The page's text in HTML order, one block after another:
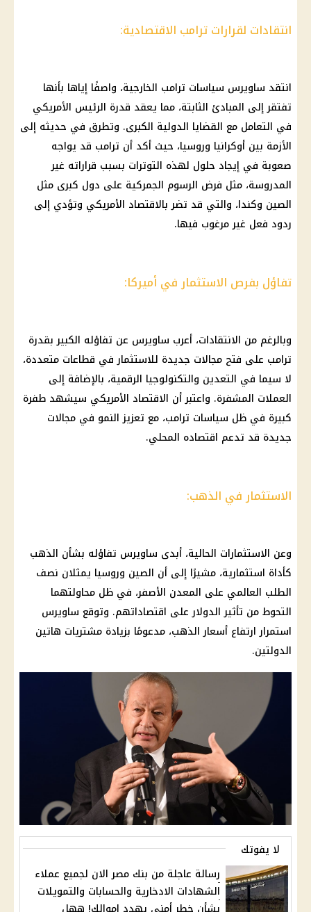
انتقادات لقرارات ترامب الاقتصادية:
انتقد ساويرس سياسات ترامب الخارجية، واصفًا إياها بأنها
تفتقر إلى المبادئ الثابتة، مما يعقد قدرة الرئيس الأمريكي
في التعامل مع القضايا الدولية الكبرى. وتطرق في حديثه إلى
الأزمة بين أوكرانيا وروسيا، حيث أكد أن ترامب قد يواجه
صعوبة في إيجاد حلول لهذه التوترات بسبب قراراته غير
المدروسة، مثل فرض الرسوم الجمركية على دول كبرى مثل
الصين وكندا، والتي قد تضر بالاقتصاد الأمريكي وتؤدي إلى
ردود فعل غير مرغوب فيها.
تفاؤل بفرص الاستثمار في أميركا:
وبالرغم من الانتقادات، أعرب ساويرس عن تفاؤله الكبير بقدرة
ترامب على فتح مجالات جديدة للاستثمار في قطاعات متعددة،
لا سيما في التعدين والتكنولوجيا الرقمية، بالإضافة إلى
العملات المشفرة. واعتبر أن الاقتصاد الأمريكي سيشهد طفرة
كبيرة في ظل سياسات ترامب، مع تعزيز النمو في مجالات
جديدة قد تدعم اقتصاده المحلي.
الاستثمار في الذهب:
وعن الاستثمارات الحالية، أبدى ساويرس تفاؤله بشأن الذهب
كأداة استثمارية، مشيرًا إلى أن الصين وروسيا يمثلان نصف
الطلب العالمي على المعدن الأصفر، في ظل محاولتهما
التحوط من تأثير الدولار على اقتصاداتهم. وتوقع ساويرس
استمرار ارتفاع أسعار الذهب، مدعومًا بزيادة مشتريات هاتين
الدولتين.
لا يفوتك
رسالة عاجلة من بنك مصر الان لجميع عملاء
الشهادات الادخارية والحسابات والتمويلات